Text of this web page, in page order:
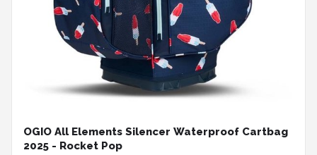
OGIO All Elements Silencer Waterproof Cartbag
2025 - Rocket Pop